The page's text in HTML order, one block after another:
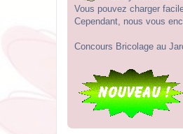
Vous pouvez charger
Cependant, nous vous
Concours Bricolage au